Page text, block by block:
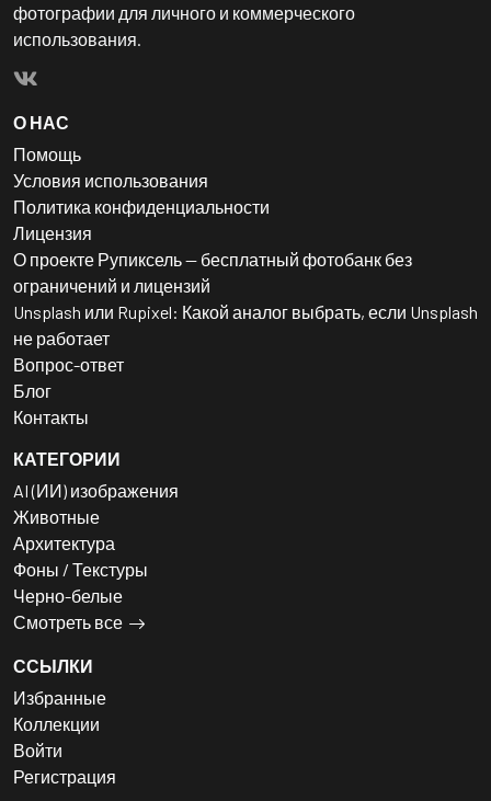
фотографии для личного и коммерческого
использования.
О НАС
Помощь
Условия использования
Политика конфиденциальности
Лицензия
О проекте Рупиксель — бесплатный фотобанк без
ограничений и лицензий
Unsplash или Rupixel: Какой аналог выбрать, если Unsplash
не работает
Вопрос-ответ
Блог
Контакты
КАТЕГОРИИ
AI (ИИ) изображения
Животные
Архитектура
Фоны / Текстуры
Черно-белые
Смотреть все
ССЫЛКИ
Избранные
Коллекции
Войти
Регистрация